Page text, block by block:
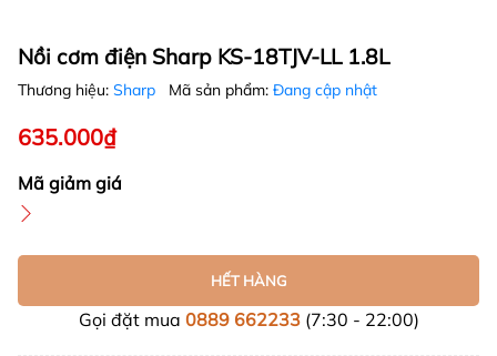
Nồi cơm điện Sharp KS-18TJV-LL 1.8L
Thương hiệu: Sharp Mã sản phẩm: Đang cập nhật
635.000₫
Mã giảm giá
HẾT HÀNG
Gọi đặt mua 0889 662233(7:30 - 22:00)